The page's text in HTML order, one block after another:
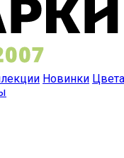
Новинки Цвета